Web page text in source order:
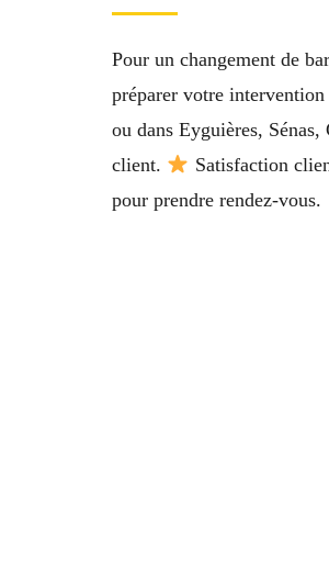
Pour un changement de
préparer votre
ou dans Eyguières,
client.
Satisfaction
pour prendre rendez-vous.